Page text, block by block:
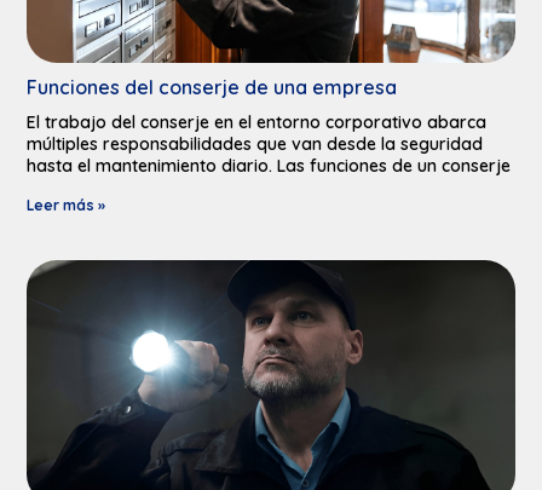
Funciones del conserje de una empresa
El trabajo del conserje en el entorno corporativo abarca
múltiples responsabilidades que van desde la seguridad
hasta el mantenimiento diario. Las funciones de un conserje
Leer más »